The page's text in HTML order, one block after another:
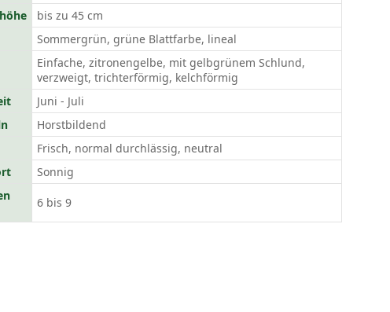
bis zu 45 cm
Sommergrün, grüne Blattfarbe, lineal
Einfache, zitronengelbe, mit gelbgrünem Schlund,
verzweigt, trichterförmig, kelchförmig
Juni - Juli
Horstbildend
Frisch, normal durchlässig, neutral
Sonnig
6 bis 9